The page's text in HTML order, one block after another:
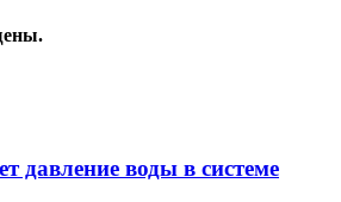
давление воды в системе